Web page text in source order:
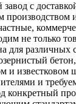
с
производством
не только
для различных
и известковом
и
конкретный